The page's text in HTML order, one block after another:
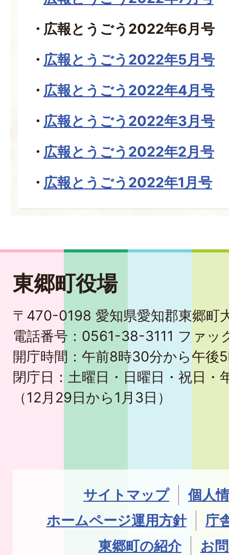
広報とうごう2022年6月号
広報とうごう2022年5月号
広報とうごう2022年4月号
広報とうごう2022年3月号
広報とうごう2022年2月号
広報とうごう2022年1月号
東郷町役場
〒470-0198 愛知県愛知郡東郷町
電話番号：0561-38-3111 ファ
開庁時間：午前8時30分から午後
閉庁日：土曜日・日曜日・祝日・
（12月29日から1月3日）
サイトマップ
個人
ホームページ運用方針
庁
東郷町の紹介
お